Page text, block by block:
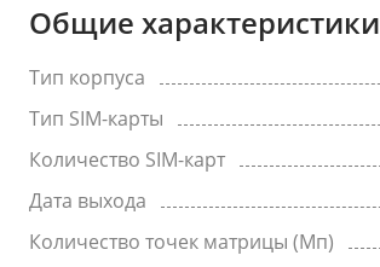
Общие характеристики
Тип корпуса
Тип SIM-карты
Количество SIM-карт
Дата выхода
Количество точек матрицы (Мп)